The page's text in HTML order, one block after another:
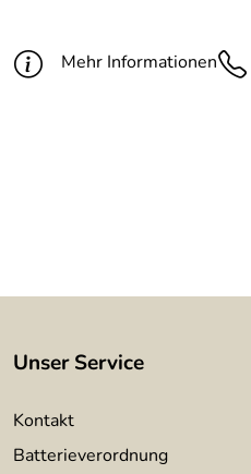
Breite:Mehr Informationen
Unser Service
Kontakt
Batterieverordnung